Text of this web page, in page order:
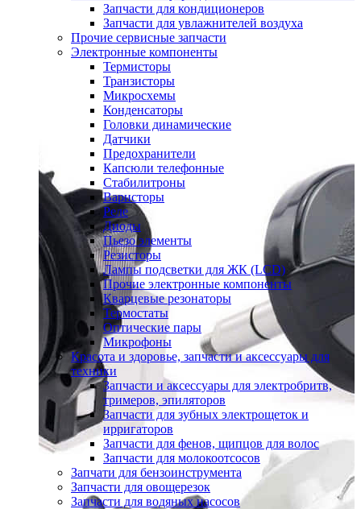
Запчасти для кондиционеров
Запчасти для увлажнителей воздуха
Прочие сервисные запчасти
Электронные компоненты
Термисторы
Транзисторы
Микросхемы
Конденсаторы
Головки динамические
Датчики
Предохранители
Капсюли телефонные
Стабилитроны
Варисторы
Реле
Диоды
Пьезо элементы
Резисторы
Лампы подсветки для ЖК (LCD)
Прочие электронные компоненты
Кварцевые резонаторы
Термостаты
Оптические пары
Микрофоны
Красота и здоровье, запчасти и аксессуары для
техники
Запчасти и аксессуары для электробритв,
тримеров, эпиляторов
Запчасти для зубных электрощеток и
ирригаторов
Запчасти для фенов, щипцов для волос
Запчасти для молокоотсосов
Запчати для бензоинструмента
Запчасти для овощерезок
Запчасти для водяных насосов